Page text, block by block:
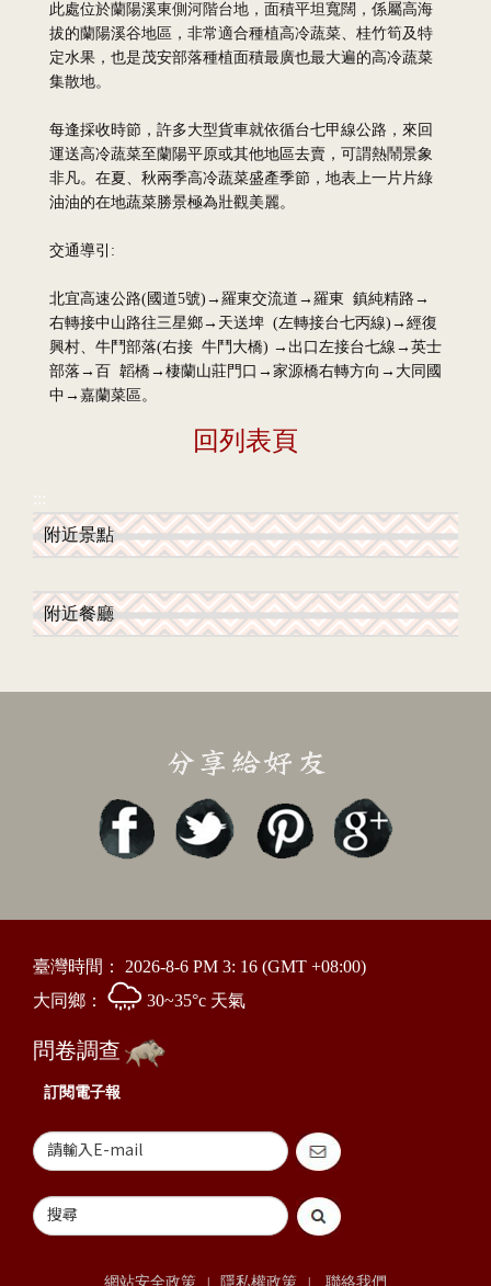
此處位於蘭陽溪東側河階台地，面積平坦寬闊，係屬高海
拔的蘭陽溪谷地區，非常適合種植高冷蔬菜、桂竹筍及特
定水果，也是茂安部落種植面積最廣也最大遍的高冷蔬菜
集散地。
每逢採收時節，許多大型貨車就依循台七甲線公路，來回
運送高冷蔬菜至蘭陽平原或其他地區去賣，可謂熱鬧景象
非凡。在夏、秋兩季高冷蔬菜盛產季節，地表上一片片綠
油油的在地蔬菜勝景極為壯觀美麗。
交通導引:
北宜高速公路(國道5號)→羅東交流道→羅東 鎮純精路→
右轉接中山路往三星鄉→天送埤 (左轉接台七丙線)→經復
興村、牛鬥部落(右接 牛鬥大橋) →出口左接台七線→英士
部落→百 韜橋→棲蘭山莊門口→家源橋右轉方向→大同國
中→嘉蘭菜區。
回列表頁
附近景點
附近餐廳
臺灣時間： 2026-8-6 PM 3: 16 (GMT +08:00)
大同鄉：
30~35°c 天氣
問卷調查
訂閱電子報
網站安全政策 隱私權政策 聯絡我們